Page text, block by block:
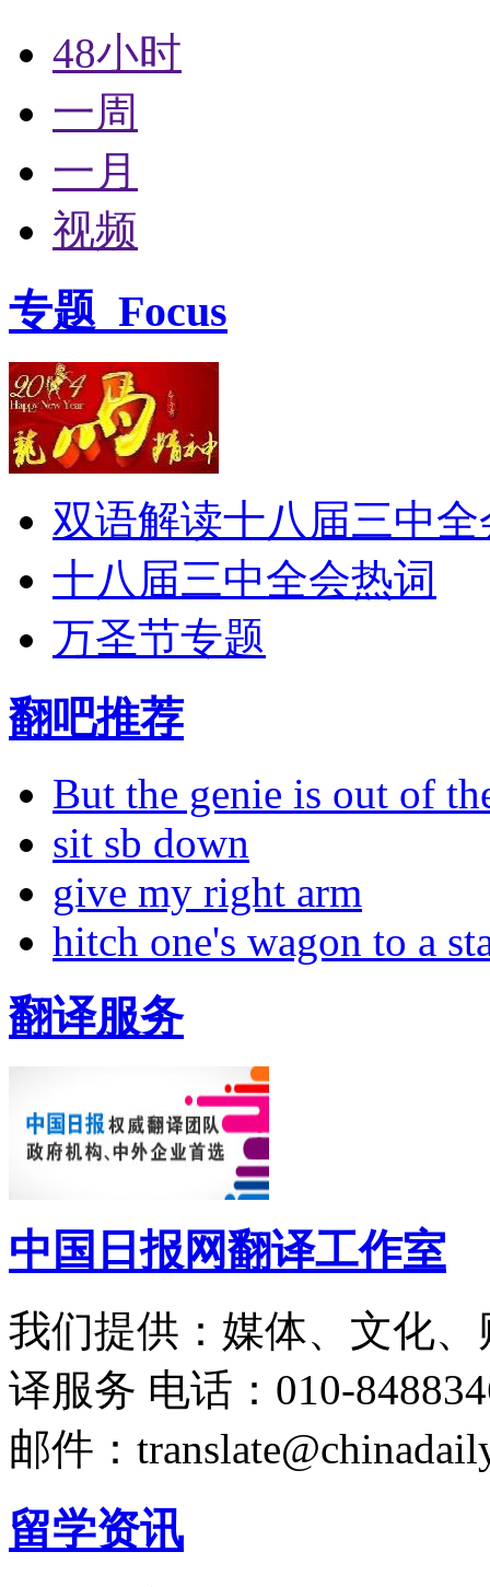
48小时
一周
一月
视频
专题 Focus
双语解读十八届三中全
十八届三中全会热词
万圣节专题
翻吧推荐
But the genie is out of
sit sb down
give my right arm
hitch one's wagon to a
翻译服务
中国日报网翻译工作室
我们提供：媒体、文化
译服务 电话：010-
邮件：
留学资讯